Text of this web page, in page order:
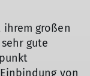
großen
gute
von